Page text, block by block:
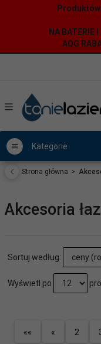
Produktów
NA BATERIE
AQG
Kategorie
Strona główna
Akcesoria
Sortuj według:
Wyświetl po pop
«« « 2